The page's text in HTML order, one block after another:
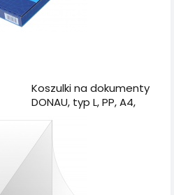
Koszulki na dokumenty
DONAU, typ L, PP, A4,